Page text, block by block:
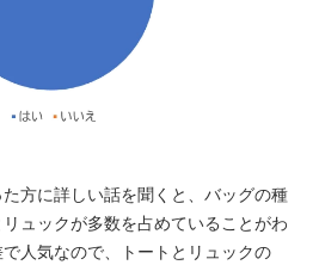
方に詳しい話を聞くと、バッグの種
ュックが多数を占めていることがわ
人気なので、トートとリュックの